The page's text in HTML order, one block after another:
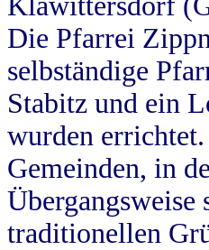
Die Pfarrei
selbständige
Stabitz und ein
wurden
Gemeinden, in
Übergangsweise
traditionellen